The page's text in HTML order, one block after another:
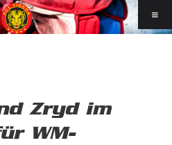
Zryd im
WM-